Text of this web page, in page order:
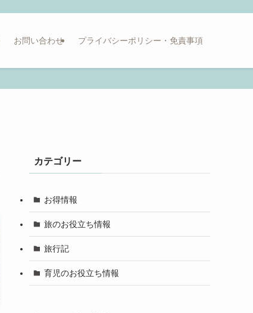
お問い合わせ プライバシーポリシー・免責事項
カテゴリー
お得情報
旅のお役立ち情報
旅行記
育児のお役立ち情報